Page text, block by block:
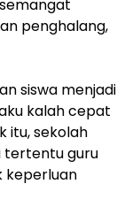
penghalang,
siswa menjadi
kalah cepat
itu, sekolah
tertentu guru
keperluan